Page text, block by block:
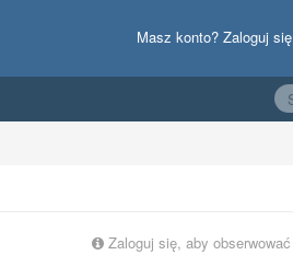
Masz konto? Zaloguj się
Zaloguj się, aby obserwować